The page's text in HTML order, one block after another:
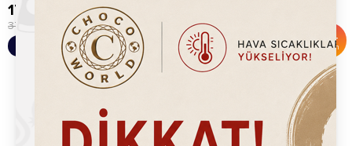
%52
İndirim
179.20
375.00
Sepete Ekle
% 34
İndirim
600.00
Sepete Ekle